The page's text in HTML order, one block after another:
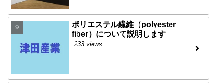
ポリエステル繊維（polyester
fiber）について説明します
233 views